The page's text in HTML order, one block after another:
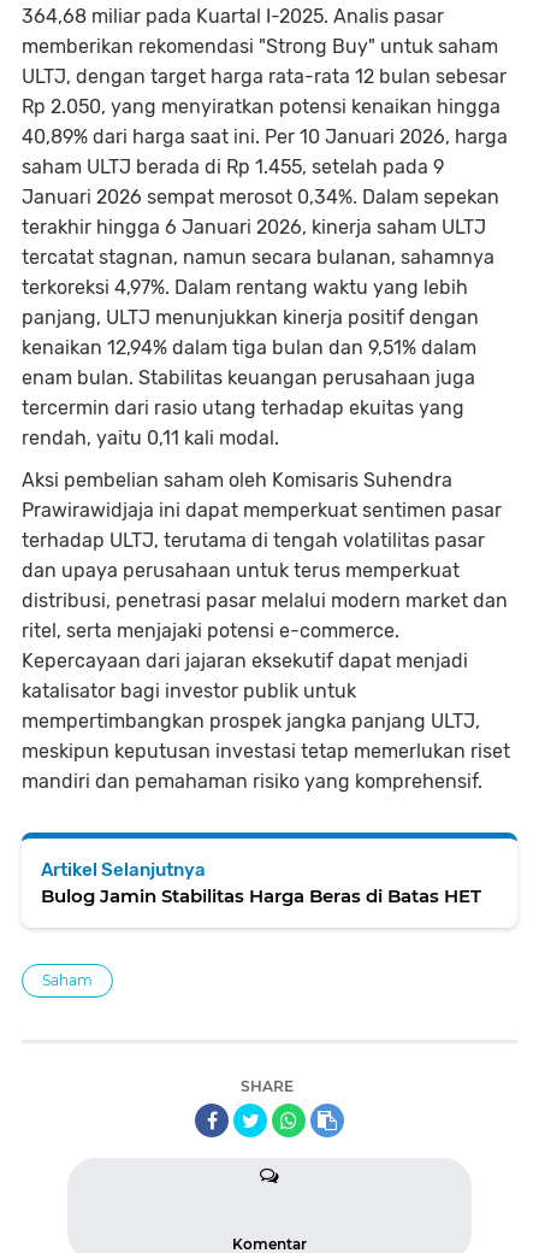
364,68 miliar pada Kuartal I-2025. Analis pasar
memberikan rekomendasi "Strong Buy" untuk saham
ULTJ, dengan target harga rata-rata 12 bulan sebesar
Rp 2.050, yang menyiratkan potensi kenaikan hingga
40,89% dari harga saat ini. Per 10 Januari 2026, harga
saham ULTJ berada di Rp 1.455, setelah pada 9
Januari 2026 sempat merosot 0,34%. Dalam sepekan
terakhir hingga 6 Januari 2026, kinerja saham ULTJ
tercatat stagnan, namun secara bulanan, sahamnya
terkoreksi 4,97%. Dalam rentang waktu yang lebih
panjang, ULTJ menunjukkan kinerja positif dengan
kenaikan 12,94% dalam tiga bulan dan 9,51% dalam
enam bulan. Stabilitas keuangan perusahaan juga
tercermin dari rasio utang terhadap ekuitas yang
rendah, yaitu 0,11 kali modal.
Aksi pembelian saham oleh Komisaris Suhendra
Prawirawidjaja ini dapat memperkuat sentimen pasar
terhadap ULTJ, terutama di tengah volatilitas pasar
dan upaya perusahaan untuk terus memperkuat
distribusi, penetrasi pasar melalui modern market dan
ritel, serta menjajaki potensi e-commerce.
Kepercayaan dari jajaran eksekutif dapat menjadi
katalisator bagi investor publik untuk
mempertimbangkan prospek jangka panjang ULTJ,
meskipun keputusan investasi tetap memerlukan riset
mandiri dan pemahaman risiko yang komprehensif.
Artikel Selanjutnya
Bulog Jamin Stabilitas Harga Beras di Batas HET
Saham
SHARE
Komentar